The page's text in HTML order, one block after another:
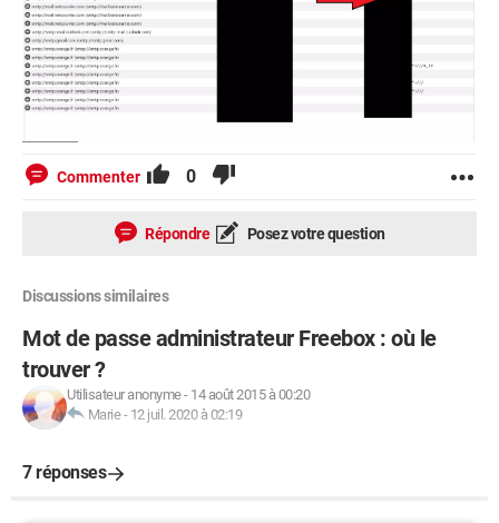
Commenter 0
Répondre Posez votre question
Discussions similaires
Mot de passe administrateur Freebox : où le
trouver ?
Utilisateur anonyme- 14 août 2015 à 00:20
Marie- 12 juil. 2020 à 02:19
7 réponses